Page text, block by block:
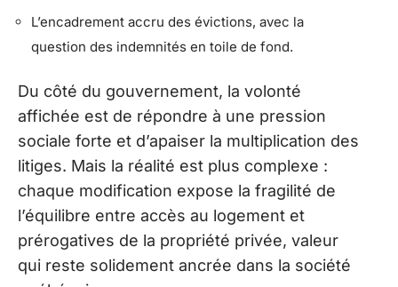
L’encadrement accru des évictions, avec la
question des indemnités en toile de fond.
Du côté du gouvernement, la volonté
affichée est de répondre à une pression
sociale forte et d’apaiser la multiplication des
litiges. Mais la réalité est plus complexe :
chaque modification expose la fragilité de
l’équilibre entre accès au logement et
prérogatives de la propriété privée, valeur
qui reste solidement ancrée dans la société